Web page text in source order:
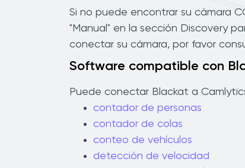
Si no puede encontrar su cámara
"Manual" en la sección Discovery
conectar su cámara, por favor
Software compatible con
Puede conectar Blackat a
contador de personas
contador de colas
conteo de vehículos
detección de velocidad